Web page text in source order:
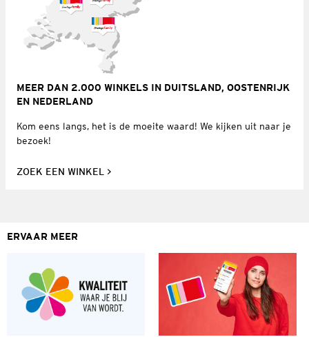
MEER DAN 2.000 WINKELS IN DUITSLAND, OOSTENRIJK
EN NEDERLAND
Kom eens langs, het is de moeite waard! We kijken uit naar je
bezoek!
ZOEK EEN WINKEL
ERVAAR MEER